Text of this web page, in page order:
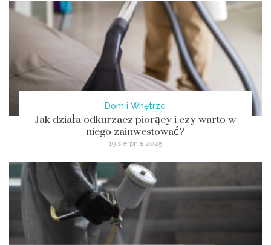
Dom i Wnętrze
Jak działa odkurzacz piorący i czy warto w
niego zainwestować?
19 sierpnia 2025